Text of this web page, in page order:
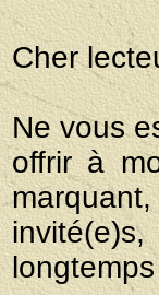
Cher
Ne vous
offrir à